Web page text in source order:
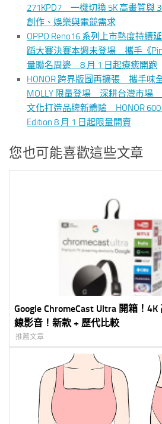
271KPD7 一機切換 5K 高畫質與
創作、娛樂與電競需求
OPPO Reno16 系列上市熱度持續
蹈大賽決賽本週末登場 攜手《
量聯名周邊 8 月 1 日起療癒開跑
HONOR 跨界版圖再擴張 攜手味
MOLLY 限量登場 深耕台灣市場
文化打造品牌新體驗 HONOR 600
Edition 8 月 1 日起限量開賣
您也可能喜歡這些文章
Google ChromeCast Ultra 開箱！
線影音！新款 + 歷代比較
推薦文章